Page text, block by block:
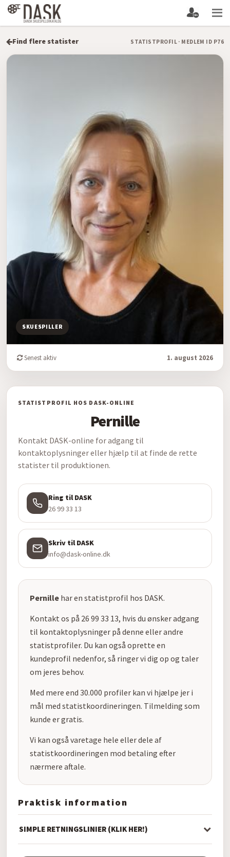
Find flere statister STATISTPROFIL · MEDLEM ID P76
SKUESPILLER
Senest aktiv 1. august 2026
STATISTPROFIL HOS DASK-ONLINE
Pernille
Kontakt DASK-online for adgang til
kontaktoplysninger eller hjælp til at finde de rette
statister til produktionen.
Ring til DASK
26 99 33 13
Skriv til DASK
info@dask-online.dk
Pernille har en statistprofil hos DASK.
Kontakt os på 26 99 33 13, hvis du ønsker adgang
til kontaktoplysninger på denne eller andre
statistprofiler. Du kan også oprette en
kundeprofil nedenfor, så ringer vi dig op og taler
om jeres behov.
Med mere end 30.000 profiler kan vi hjælpe jer i
mål med statistkoordineringen. Tilmelding som
kunde er gratis.
Vi kan også varetage hele eller dele af
statistkoordineringen mod betaling efter
nærmere aftale.
Praktisk information
SIMPLE RETNINGSLINIER (KLIK HER!)